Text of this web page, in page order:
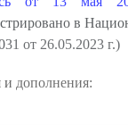
в
от 26.05.2023 г.)
дополнения: